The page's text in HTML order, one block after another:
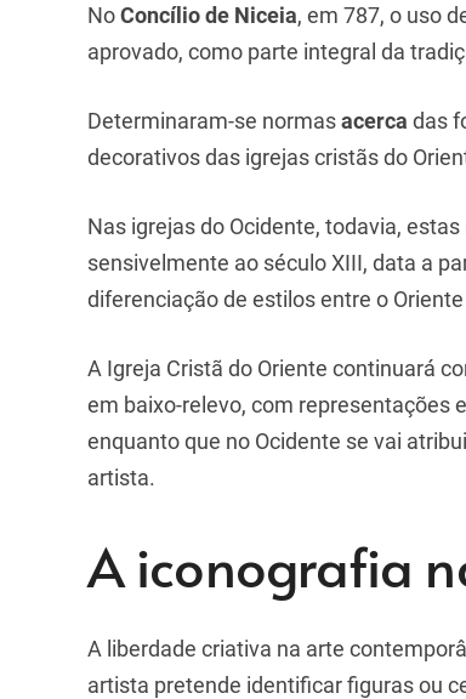
NoConcílio de Niceia, em 787, o uso
aprovado, como parte integral da
Determinaram-se normasacerca das
decorativos das igrejas cristãs do
Nas igrejas do Ocidente, todavia,
sensivelmente ao século XIII, data a
diferenciação de estilos entre o
A Igreja Cristã do Oriente continuará
em baixo-relevo, com representações
enquanto que no Ocidente se vai
artista.
A iconografia
A liberdade criativa na arte
artista pretende identificar figuras ou